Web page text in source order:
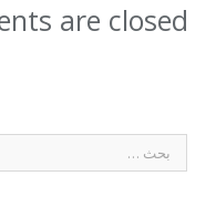
are closed.